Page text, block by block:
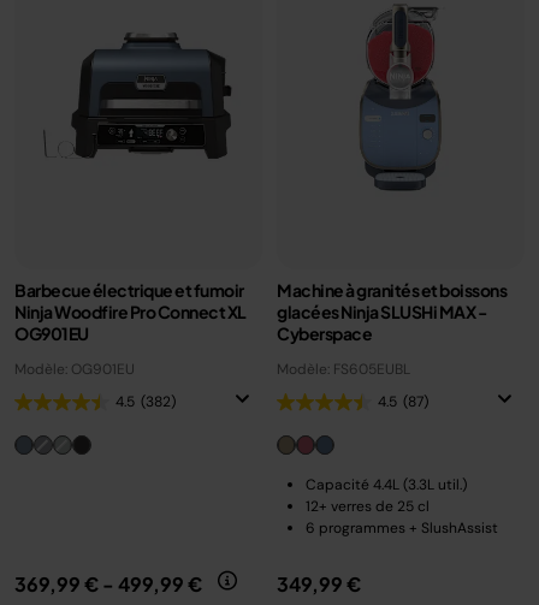
Barbecue électrique et fumoir
Ninja Woodfire Pro Connect XL
OG901EU
Modèle: OG901EU
4.5 (382)
369,99 €- 499,99 €
Machine à granités et boissons
glacées Ninja SLUSHi MAX -
Cyberspace
Modèle: FS605EUBL
4.5 (87)
Capacité 4.4L (3.3L util.)
12+ verres de 25 cl
6 programmes + SlushAssist
349,99 €